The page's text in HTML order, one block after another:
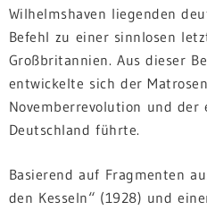
Wilhelmshaven liegenden
Befehl zu einer sinnlosen
Großbritannien. Aus dieser
entwickelte sich der
Novemberrevolution und der
Deutschland führte.
Basierend auf Fragmenten
den Kesseln“ (1928) und